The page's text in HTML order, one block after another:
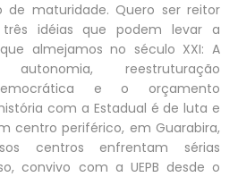
de maturidade. Quero ser reitor
idéias que podem levar a
almejamos no século XXI: A
reestruturação
e o orçamento
com a Estadual é de luta e
centro periférico, em Guarabira,
centros enfrentam sérias
convivo com a UEPB desde o